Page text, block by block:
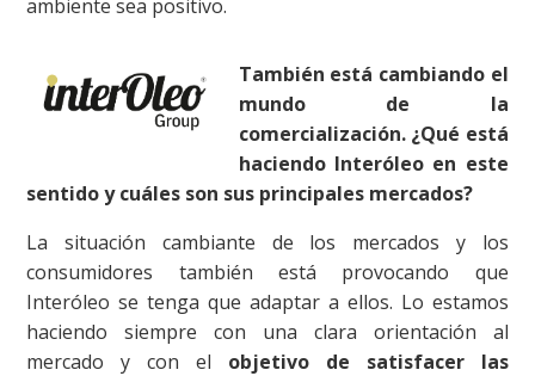
ambiente sea positivo.
También está cambiando el
mundo de la
comercialización. ¿Qué est
haciendo Interóleo en este
sentido y cuáles son sus principales mercados?
La situación cambiante de los mercados y los
consumidores también está provocando que
Interóleo se tenga que adaptar a ellos. Lo estamos
haciendo siempre con una clara orientación al
mercado y con el objetivo de satisfacer las